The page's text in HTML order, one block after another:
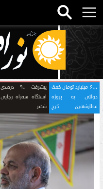
۶۰۰ میلیارد تومان کمک
دولتی به پروژه
قطارشهری کرج
اختصاص می‌یابد
پیشرفت ۹۰ درصدی
ایستگاه سه‌راه رجایی
شهر